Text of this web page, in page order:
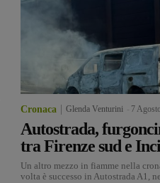
Cronaca Glenda Venturini 7
Autostrada,
tra Firenze sud e
Un altro mezzo in fiamme nella
volta è successo in Autostrada A1,